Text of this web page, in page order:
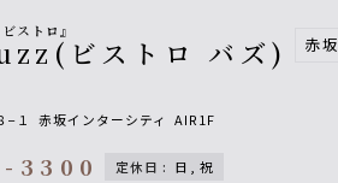
ストロ』
ビストロ バズ) 赤坂
−１ 赤坂インターシティ AIR1F
3300 定休日 : 日, 祝